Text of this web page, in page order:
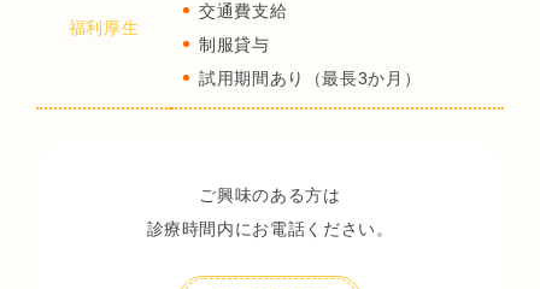
福利厚生
交通費支給
制服貸与
試用期間あり（最長3か月）
ご興味のある方は
診療時間内にお電話ください。